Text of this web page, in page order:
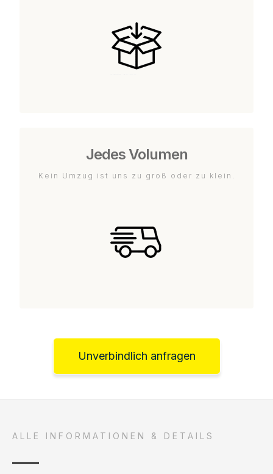
Jedes Volumen
Kein Umzug ist uns zu groß oder zu klein.
Unverbindlich anfragen
ALLE INFORMATIONEN & DETAILS